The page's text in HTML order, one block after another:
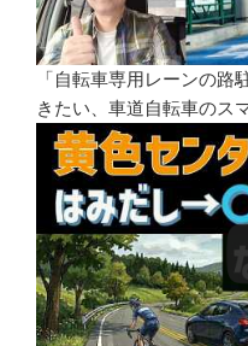
「自転車専用レーンの路
きたい、車道自転車のス